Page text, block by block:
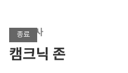
종료
기획행사
캠크닉 존